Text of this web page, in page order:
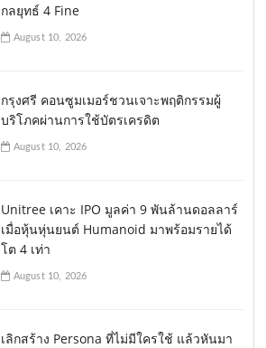
กลยุทธ์ 4 Fine
August 10, 2026
กรุงศรี คอนซูมเมอร์ชวนเจาะพฤติกรรมผู้
บริโภคผ่านการใช้บัตรเครดิต
August 10, 2026
Unitree เคาะ IPO มูลค่า 9 พันล้านดอลลาร์
เมื่อหุ้นหุ่นยนต์ Humanoid มาพร้อมรายได้
โต 4 เท่า
August 10, 2026
เลิกสร้าง Persona ที่ไม่มีใครใช้ แล้วหันมา